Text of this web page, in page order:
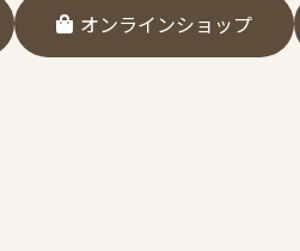
オンラインショップ